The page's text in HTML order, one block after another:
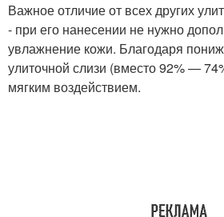
Важное отличие от всех других
- при его нанесении не нужно
увлажнение кожи. Благодаря
улиточной слизи (вместо 92% —
мягким воздействием.